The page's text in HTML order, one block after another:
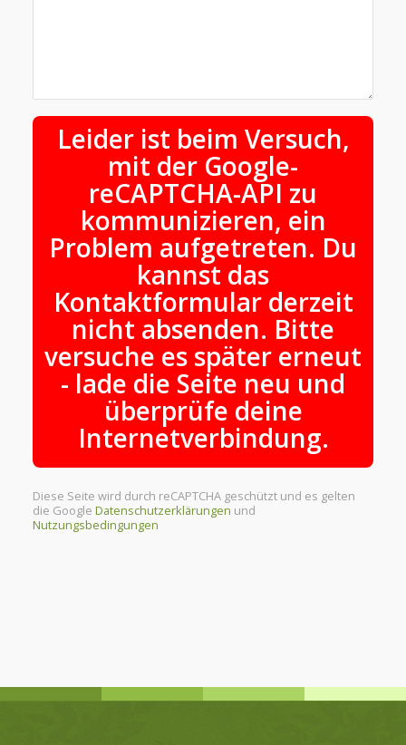
Leider ist beim Versuch,
mit der Google-
reCAPTCHA-API zu
kommunizieren, ein
Problem aufgetreten. Du
kannst das
Kontaktformular derzeit
nicht absenden. Bitte
versuche es später erneut
- lade die Seite neu und
überprüfe deine
Internetverbindung.
Diese Seite wird durch reCAPTCHA geschützt und es gelten
die Google Datenschutzerklärungen und
Nutzungsbedingungen